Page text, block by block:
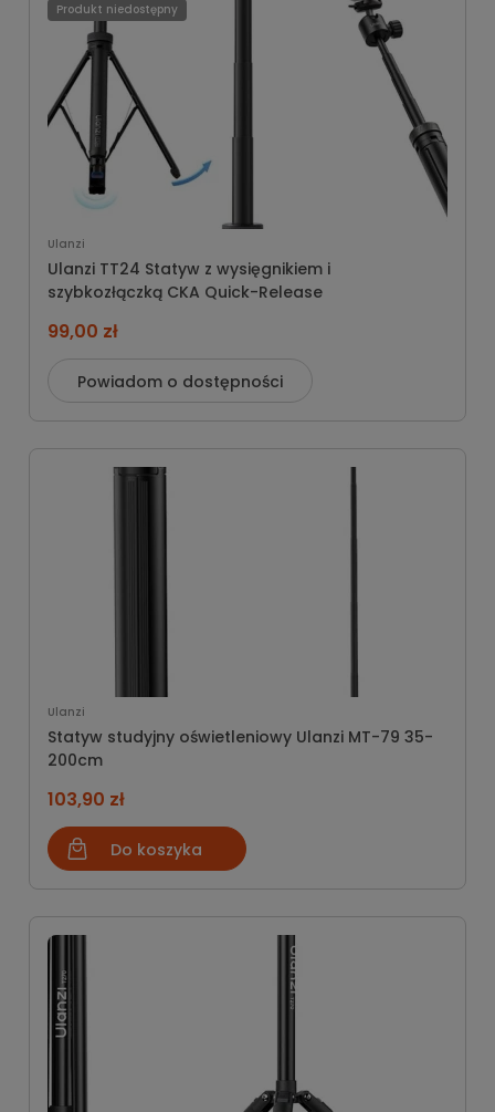
Ulanzi
Ulanzi TT24 Statyw z wysięgnikiem i
szybkozłączką CKA Quick-Release
99,00 zł
Powiadom o dostępności
Produkt niedostępny
Ulanzi
Statyw studyjny oświetleniowy Ulanzi MT-79 35-
200cm
103,90 zł
Do koszyka